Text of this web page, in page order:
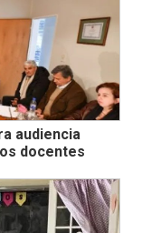
audiencia
docentes